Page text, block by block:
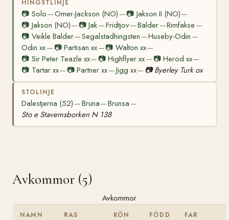
HINGSTLINJE
📷 Solo—Omer-Jackson (NO) —📷 Jakson II (NO)—
📷 Jakson (NO)— 📷Jak—Fridtjov—Balder—Rimfakse —
📷 Veikle Balder—Segalstadhingsten —Huseby-Odin —
Odin xx— 📷Partisan xx—📷 Walton xx—
📷 Sir Peter Teazle xx— 📷Highflyer xx— 📷 Herod xx—
📷 Tartar xx— 📷Partner xx—Jigg xx— 📷 Byerley Turk ox
STOLINJE
Dalestjerna (52) —Bruna—Brunsa —
Sto e Stavemsborken N 138
Avkommor (5)
Avkommor
NAMN RAS KÖN FÖDD FAR